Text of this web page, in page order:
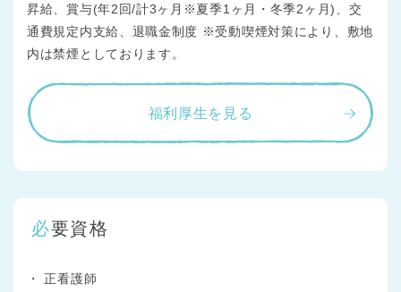
昇給、賞与(年2回/計3ヶ月※夏季1ヶ月・冬季2ヶ月)、交
通費規定内支給、退職金制度 ※受動喫煙対策により、敷地
内は禁煙としております。
福利厚生を見る
必要資格
正看護師